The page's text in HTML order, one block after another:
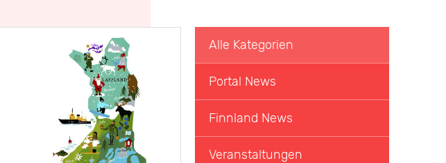
Alle Kategorien
Portal News
Finnland News
Veranstaltungen